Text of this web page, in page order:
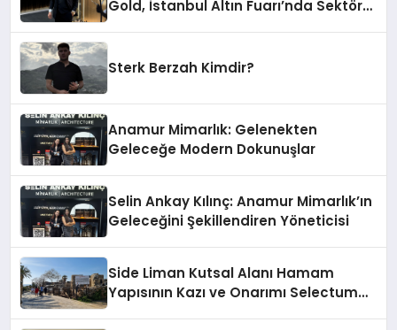
Gold, İstanbul Altın Fuarı’nda Sektöre
Sterk Berzah Kimdir?
Anamur Mimarlık: Gelenekten
Geleceğe Modern Dokunuşlar
Selin Ankay Kılınç: Anamur Mimarlık’ın
Geleceğini Şekillendiren Yöneticisi
Side Liman Kutsal Alanı Hamam
Yapısının Kazı ve Onarımı Selectum